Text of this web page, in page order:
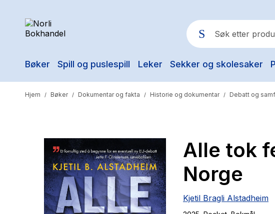
Bøker Spill og puslespill Leker Sekker og skolesaker
Populære søk
Yesteryear
Hitster
Hypopressiv
Hjem / Bøker / Dokumentar og fakta / Historie og dokumentar / Debatt og
Alle tok
Norge
Kjetil Bragli Alstadheim